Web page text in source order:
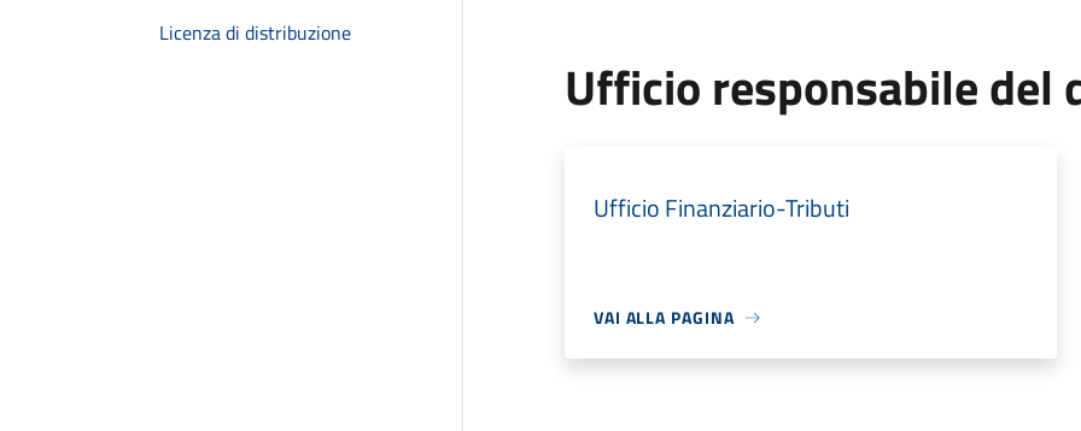
Licenza di distribuzione
Ufficio responsabile del
Ufficio Finanziario-Tributi
VAI ALLA PAGINA